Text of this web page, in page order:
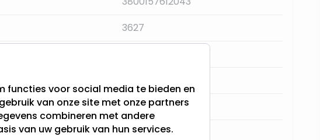
3627
100MM
GU10
functies voor social media te bieden en
van onze site met onze partners
combineren met andere
van uw gebruik van hun services.